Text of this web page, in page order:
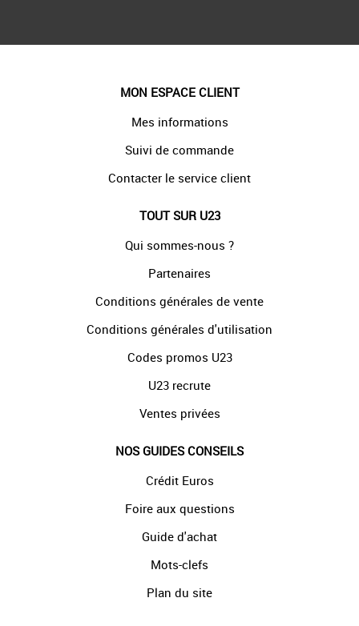
MON ESPACE CLIENT
Mes informations
Suivi de commande
Contacter le service client
TOUT SUR U23
Qui sommes-nous ?
Partenaires
Conditions générales de vente
Conditions générales d'utilisation
Codes promos U23
U23 recrute
Ventes privées
NOS GUIDES CONSEILS
Crédit Euros
Foire aux questions
Guide d'achat
Mots-clefs
Plan du site